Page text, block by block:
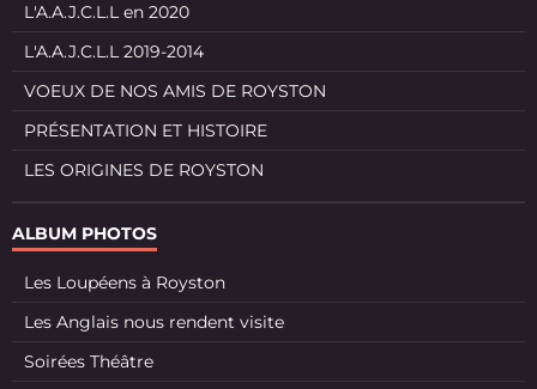
L'A.A.J.C.L.L en 2020
L'A.A.J.C.L.L 2019-2014
VOEUX DE NOS AMIS DE ROYSTON
PRÉSENTATION ET HISTOIRE
LES ORIGINES DE ROYSTON
ALBUM PHOTOS
Les Loupéens à Royston
Les Anglais nous rendent visite
Soirées Théâtre